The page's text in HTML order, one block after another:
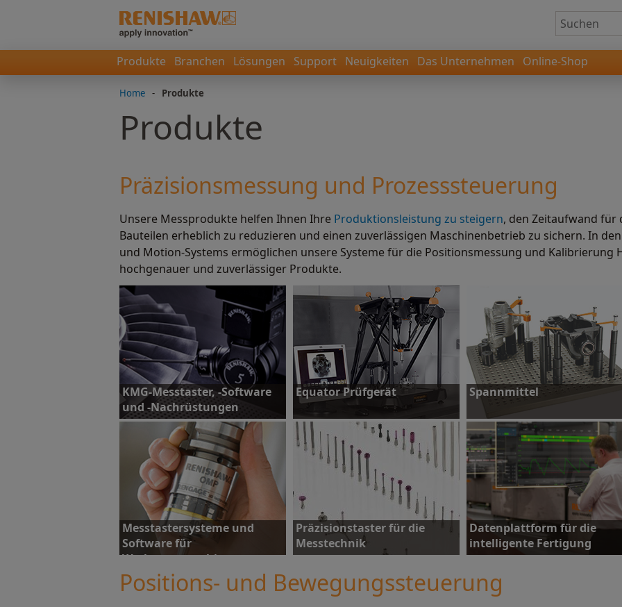
Produkte Branchen Lösungen Support Neuigkeiten Das Unternehmen Online-Shop
Home - Produkte
Produkte
Präzisionsmessung und Prozesssteuerung
Unsere Messprodukte helfen Ihnen Ihre Produktionsleistung zu steigern, den Zeitaufwand für
Bauteilen erheblich zu reduzieren und einen zuverlässigen Maschinenbetrieb zu sichern. In
und Motion-Systems ermöglichen unsere Systeme für die Positionsmessung und Kalibrierung
hochgenauer und zuverlässiger Produkte.
KMG-Messtaster, -Software
und -Nachrüstungen
Mehr erfahren
Equator Prüfgerät
Mehr erfahren
Spannmittel
Mehr erfahren
Messtastersysteme und
Software für
Werkzeugmaschinen
Präzisionstaster für die
Messtechnik
Datenplattform für die
intelligente Fertigung
Positions- und Bewegungssteuerung